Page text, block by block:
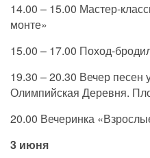
14.00 – 15.00 Мастер-
монте»
15.00 – 17.00 Поход-
19.30 – 20.30 Вечер песен
Олимпийская Деревня.
20.00 Вечеринка
3 июня